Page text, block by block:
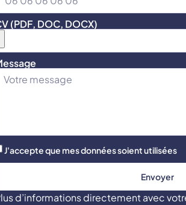
(PDF, DOC, DOCX)
J'accepte que mes données soient utilisées
Envoyer
d’informations directement avec